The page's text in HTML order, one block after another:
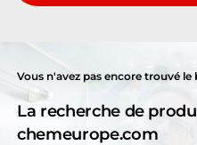
Vous n'avez pas encore trouvé
La recherche de
chemeurope.com